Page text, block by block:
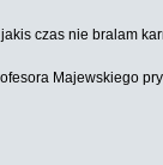
czas nie bralam
Majewskiego